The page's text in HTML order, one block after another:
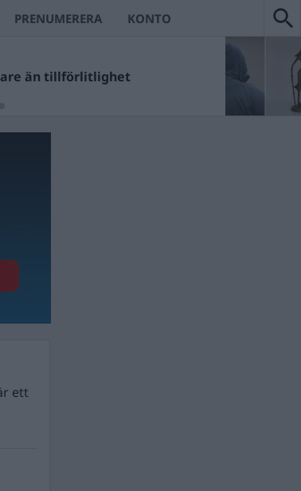
PRENUMERERA KONTO
än tillförlitlighet
ett